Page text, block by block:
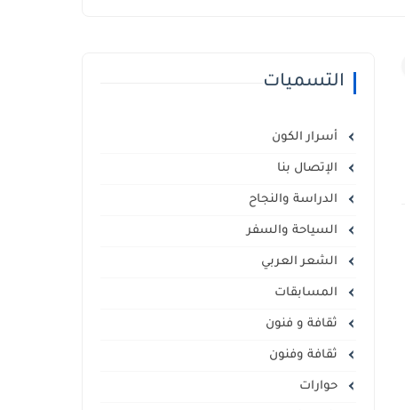
التسميات
أسرار الكون
الإتصال بنا
الدراسة والنجاح
السياحة والسفر
الشعر العربي
المسابقات
ثقافة و فنون
ثقافة وفنون
حوارات